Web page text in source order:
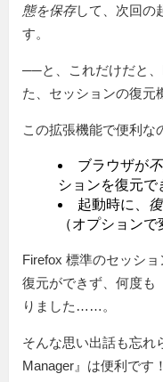
態を保存して、次回の
す。
──と、これだけだと
た、セッションの復元
この拡張機能で便利な
ブラウザが
ションを復元で
起動時に、
（オプションで
Firefox 標準のセッシ
復元ができず、何度も
りました……。
そんな思い出話も忘れ
Manager』は便利です！